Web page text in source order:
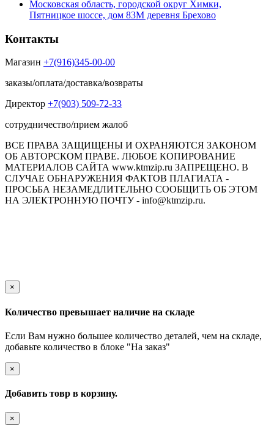
Московская область, городской округ Химки,
Пятницкое шоссе, дом 83М деревня Брехово
Контакты
Магазин +7(916)345-00-00
заказы/оплата/доставка/возвраты
Директор +7(903) 509-72-33
сотрудничество/прием жалоб
ВСЕ ПРАВА ЗАЩИЩЕНЫ И ОХРАНЯЮТСЯ ЗАКОНОМ
ОБ АВТОРСКОМ ПРАВЕ. ЛЮБОЕ КОПИРОВАНИЕ
МАТЕРИАЛОВ САЙТА www.ktmzip.ru ЗАПРЕЩЕНО. В
СЛУЧАЕ ОБНАРУЖЕНИЯ ФАКТОВ ПЛАГИАТА -
ПРОСЬБА НЕЗАМЕДЛИТЕЛЬНО СООБЩИТЬ ОБ ЭТОМ
НА ЭЛЕКТРОННУЮ ПОЧТУ - info@ktmzip.ru.
×
Количество превышает наличие на складе
Если Вам нужно большее количество деталей, чем на складе,
добавьте количество в блоке "На заказ"
×
Добавить товр в корзину.
×